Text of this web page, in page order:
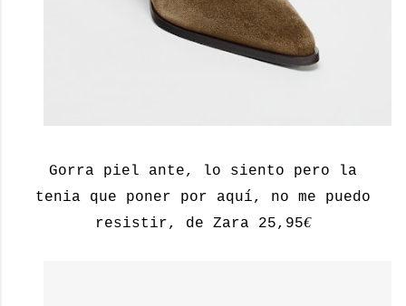
Gorra piel ante, lo siento pero la
tenia que poner por aquí, no me puedo
resistir, de Zara 25,95€